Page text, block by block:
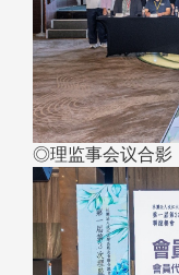
◎理监事会议合影